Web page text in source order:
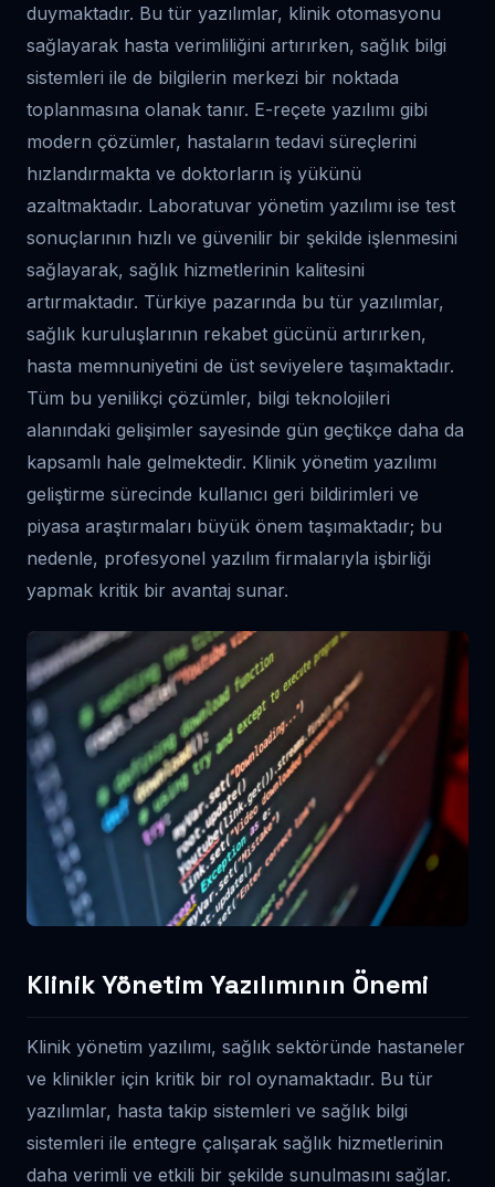
duymaktadır. Bu tür yazılımlar, klinik otomasyonu
sağlayarak hasta verimliliğini artırırken, sağlık bilgi
sistemleri ile de bilgilerin merkezi bir noktada
toplanmasına olanak tanır. E-reçete yazılımı gibi
modern çözümler, hastaların tedavi süreçlerini
hızlandırmakta ve doktorların iş yükünü
azaltmaktadır. Laboratuvar yönetim yazılımı ise test
sonuçlarının hızlı ve güvenilir bir şekilde işlenmesini
sağlayarak, sağlık hizmetlerinin kalitesini
artırmaktadır. Türkiye pazarında bu tür yazılımlar,
sağlık kuruluşlarının rekabet gücünü artırırken,
hasta memnuniyetini de üst seviyelere taşımaktadır.
Tüm bu yenilikçi çözümler, bilgi teknolojileri
alanındaki gelişimler sayesinde gün geçtikçe daha da
kapsamlı hale gelmektedir. Klinik yönetim yazılımı
geliştirme sürecinde kullanıcı geri bildirimleri ve
piyasa araştırmaları büyük önem taşımaktadır; bu
nedenle, profesyonel yazılım firmalarıyla işbirliği
yapmak kritik bir avantaj sunar.
Klinik Yönetim Yazılımının Önemi
Klinik yönetim yazılımı, sağlık sektöründe hastaneler
ve klinikler için kritik bir rol oynamaktadır. Bu tür
yazılımlar, hasta takip sistemleri ve sağlık bilgi
sistemleri ile entegre çalışarak sağlık hizmetlerinin
daha verimli ve etkili bir şekilde sunulmasını sağlar.